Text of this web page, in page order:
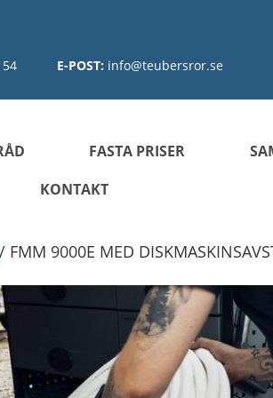
E-POST: info@teubersror.se
FASTA PRISER
KONTAKT
/ FMM 9000E MED